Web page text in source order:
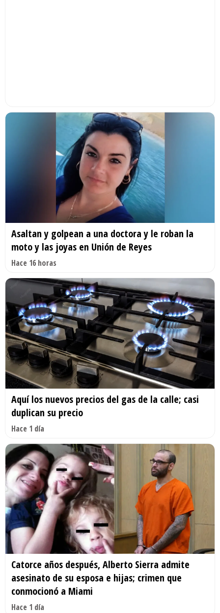
Asaltan y golpean a una doctora y le roban la
moto y las joyas en Unión de Reyes
Hace 16 horas
Aquí los nuevos precios del gas de la calle; casi
duplican su precio
Hace 1 día
Catorce años después, Alberto Sierra admite
asesinato de su esposa e hijas; crimen que
conmocionó a Miami
Hace 1 día